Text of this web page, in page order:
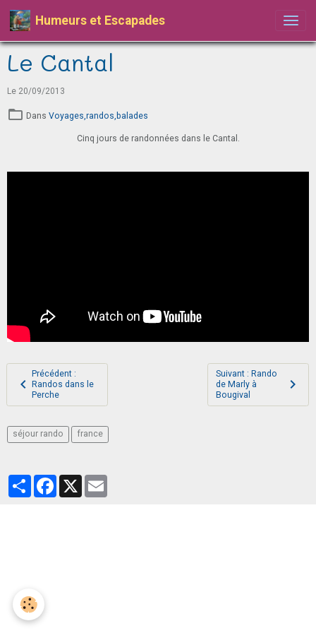
Humeurs et Escapades
Le Cantal
Le 20/09/2013
Dans Voyages,randos,balades
Cinq jours de randonnées dans le Cantal.
Précédent :
Randos dans le
Perche
Suivant : Rando
de Marly à
Bougival
séjour rando france
PartagerFacebook